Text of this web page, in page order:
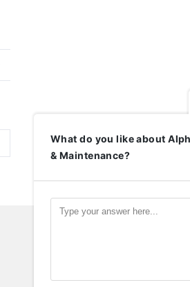
What do you like about
& Maintenance?